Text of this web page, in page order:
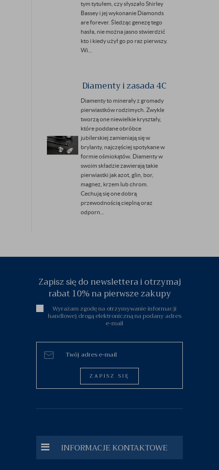
tym tytułem, czy słyszało Shirley
Bassey i jej wykonanie Diamonds
are forever. Śledząc genezę tego
hasła, nie można jasno stwierdzić
kto i kiedy użył go po raz pierwszy.
Wi...
Diamenty i zasada 4C
Diamenty to minerały z gromady
pierwiastków rodzimych. Zwykle
tworzą one niewielkie kryształy,
które poddane obróbce
jubilerskiej zamieniają się w
brylanty, najczęściej spotykane w
formie ośmiokątów. Diamenty w
swoim składzie zawierają takie
pierwiastki jak azot, glin, bor,
magnez, krzem lub chrom.
Cechują się one dobrą
przewodnością cieplną oraz
odporn...
Zapisz się do newslettera i otrzymaj
rabat 10% na pierwsze zakupy
Wyrażam zgodę na otrzymywanie informacji
handlowej drogą elektroniczną na podany adres
e-mail
ZAPISZ SIĘ
INFORMACJE KONTAKTOWE